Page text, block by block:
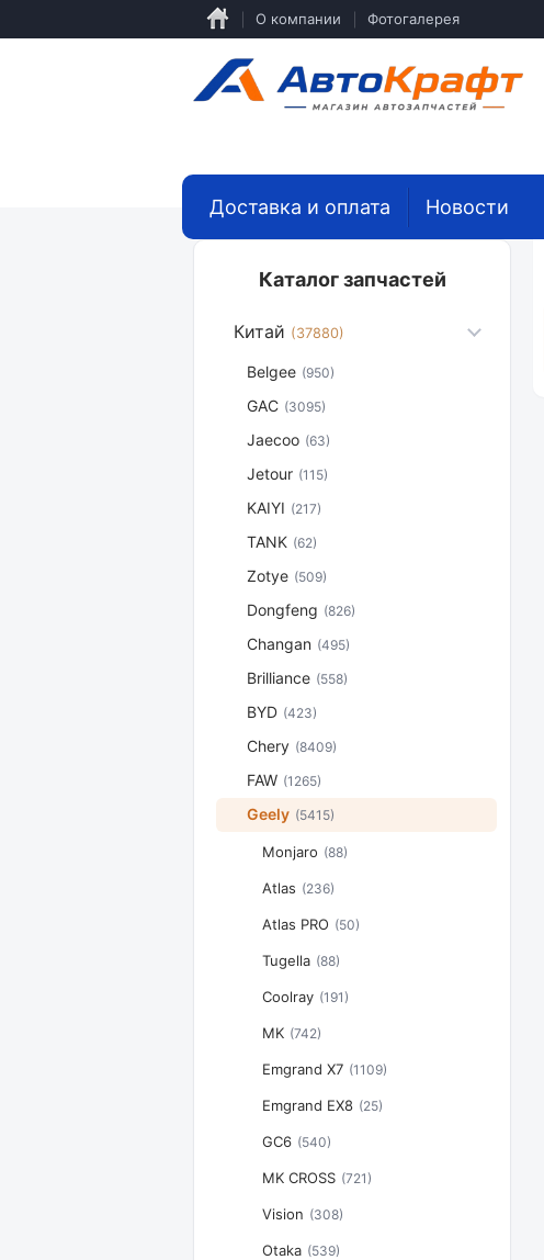
основному
О компании Фотогалерея
Доставка и оплата Новости
Каталог запчастей
Китай (37880)
Belgee (950)
GAC (3095)
Jaecoo (63)
Jetour (115)
KAIYI (217)
TANK (62)
Zotye (509)
Dongfeng (826)
Changan (495)
Brilliance (558)
BYD (423)
Chery (8409)
FAW (1265)
Geely (5415)
Monjaro (88)
Atlas (236)
Atlas PRO (50)
Tugella (88)
Coolray (191)
MK (742)
Emgrand X7 (1109)
Emgrand EX8 (25)
GC6 (540)
MK CROSS (721)
Vision (308)
Otaka (539)